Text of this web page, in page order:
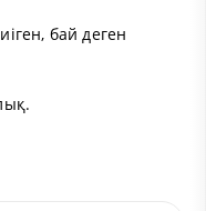
бай деген